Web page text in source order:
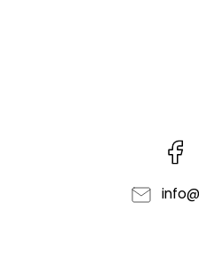
info@